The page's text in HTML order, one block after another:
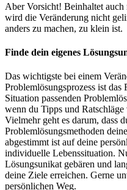
Aber Vorsicht! Beinhaltet
wird die Veränderung nicht
anders zu machen, zu klein ist.
Finde dein eigenes
Das wichtigste bei einem
Problemlösungsprozess ist
Situation passenden
wenn du Tipps und
Vielmehr geht es darum, dass
Problemlösungsmethoden
abgestimmt ist auf deine
individuelle Lebenssituation.
Lösungsunikat gebären und
deine Ziele erreichen. Gerne
persönlichen Weg.